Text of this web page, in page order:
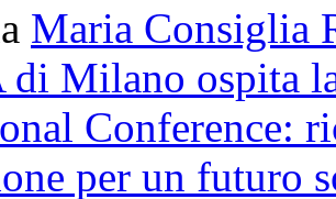
Maria Consiglia